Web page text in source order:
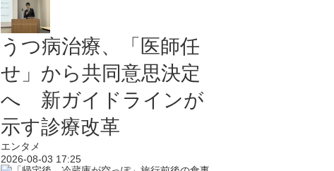
うつ病治療、「医師任
せ」から共同意思決定
へ 新ガイドラインが
示す診療改革
エンタメ
2026-08-03 17:25